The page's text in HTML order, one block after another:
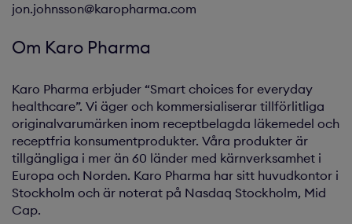
jon.johnsson@karopharma.com
Om Karo Pharma
Karo Pharma erbjuder “Smart choices for everyday
healthcare”. Vi äger och kommersialiserar tillförlitliga
originalvarumärken inom receptbelagda läkemedel och
receptfria konsumentprodukter. Våra produkter är
tillgängliga i mer än 60 länder med kärnverksamhet i
Europa och Norden. Karo Pharma har sitt huvudkontor i
Stockholm och är noterat på Nasdaq Stockholm, Mid
Cap.